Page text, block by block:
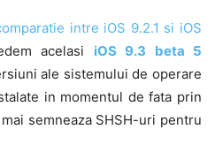
intre iOS 9.2.1 si iOS
acelasi iOS 9.3 beta 5
ale sistemului de operare
in momentul de fata prin
semneaza SHSH-uri pentru